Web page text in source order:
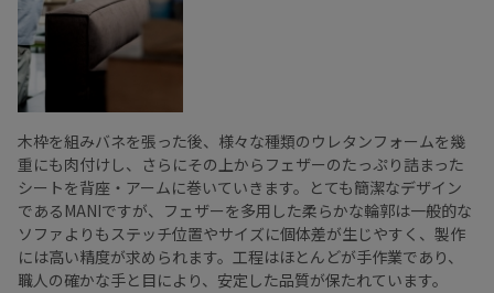
木枠を組みバネを張った後、様々な種類のウレタンフォームを幾
重にも肉付けし、さらにその上からフェザーのたっぷり詰まった
シートを背座・アームに巻いていきます。とても簡潔なデザイン
であるMANIですが、フェザーを多用した柔らかな輪郭は一般的な
ソファよりもステッチ位置やサイズに個体差が生じやすく、製作
には高い精度が求められます。工程はほとんどが手作業であり、
職人の確かな手と目により、安定した品質が保たれています。